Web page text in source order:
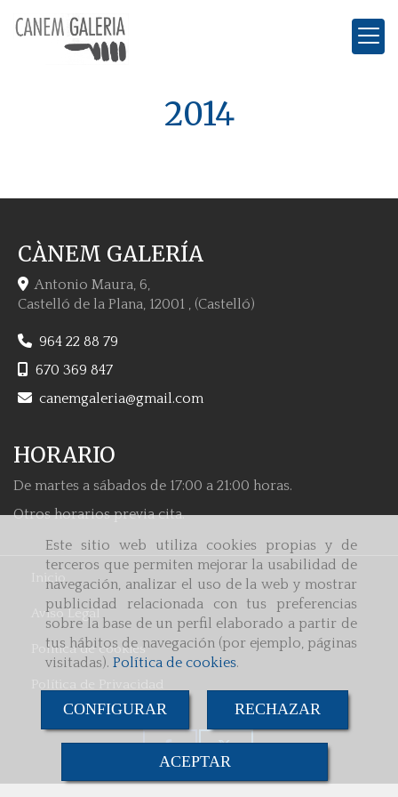
Este sitio web utiliza cookies propias y de
terceros que permiten mejorar la usabilidad de
navegación, analizar el uso de la web y mostrar
publicidad relacionada con tus preferencias
sobre la base de un perfil elaborado a partir de
tus hábitos de navegación (por ejemplo, páginas
visitadas). Política de cookies.
CONFIGURAR RECHAZAR
ACEPTAR
2014
CÀNEM GALERÍA
Antonio Maura, 6,
Castelló de la Plana, 12001 , (Castelló)
964 22 88 79
670 369 847
canemgaleria
gmail.com
HORARIO
De martes a sábados de 17:00 a 21:00 horas.
Otros horarios previa cita.
Aviso Legal
Política de cookies